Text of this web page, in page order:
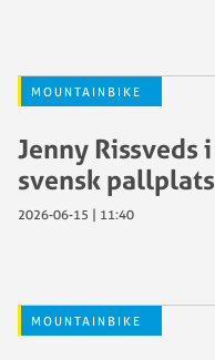
MOUNTAINBIKE
Jenny
svensk
2026-06-15 | 11:40
MOUNTAINBIKE